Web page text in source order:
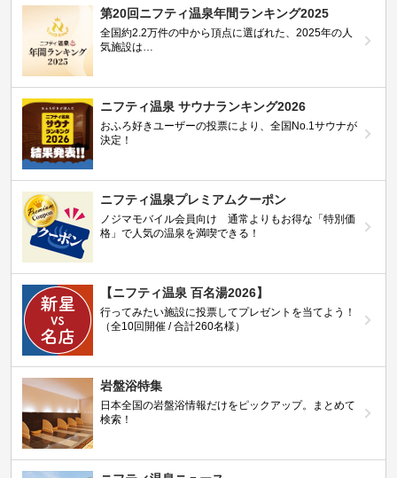
第20回ニフティ温泉年間ランキング2025
全国約2.2万件の中から頂点に選ばれた、2025年の人
気施設は…
ニフティ温泉 サウナランキング2026
おふろ好きユーザーの投票により、全国No.1サウナが
決定！
ニフティ温泉プレミアムクーポン
ノジマモバイル会員向け 通常よりもお得な「特別価
格」で人気の温泉を満喫できる！
【ニフティ温泉 百名湯2026】
行ってみたい施設に投票してプレゼントを当てよう！
（全10回開催 / 合計260名様）
岩盤浴特集
日本全国の岩盤浴情報だけをピックアップ。まとめて
検索！